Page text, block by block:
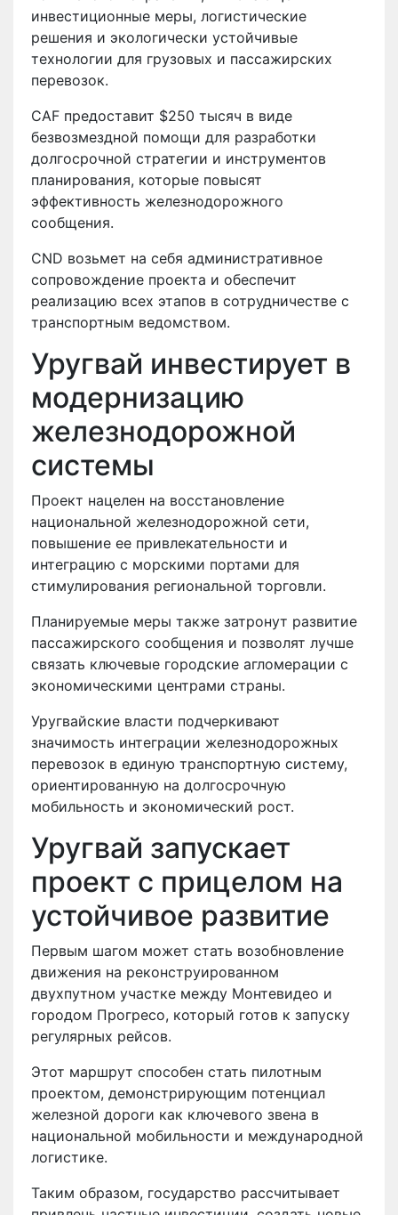
инвестиционные меры, логистические
решения и экологически устойчивые
технологии для грузовых и пассажирских
перевозок.
CAF предоставит $250 тысяч в виде
безвозмездной помощи для разработки
долгосрочной стратегии и инструментов
планирования, которые повысят
эффективность железнодорожного
сообщения.
CND возьмет на себя административное
сопровождение проекта и обеспечит
реализацию всех этапов в сотрудничестве с
транспортным ведомством.
Уругвай инвестирует в
модернизацию
железнодорожной
системы
Проект нацелен на восстановление
национальной железнодорожной сети,
повышение ее привлекательности и
интеграцию с морскими портами для
стимулирования региональной торговли.
Планируемые меры также затронут развитие
пассажирского сообщения и позволят лучше
связать ключевые городские агломерации с
экономическими центрами страны.
Уругвайские власти подчеркивают
значимость интеграции железнодорожных
перевозок в единую транспортную систему,
ориентированную на долгосрочную
мобильность и экономический рост.
Уругвай запускает
проект с прицелом на
устойчивое развитие
Первым шагом может стать возобновление
движения на реконструированном
двухпутном участке между Монтевидео и
городом Прогресо, который готов к запуску
регулярных рейсов.
Этот маршрут способен стать пилотным
проектом, демонстрирующим потенциал
железной дороги как ключевого звена в
национальной мобильности и международной
логистике.
Таким образом, государство рассчитывает